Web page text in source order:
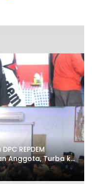
REPDEM
Anggota, Turba ke
Apa Yang di